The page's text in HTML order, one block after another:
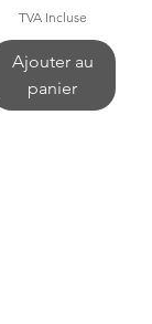
TVA Incluse
Ajouter au
panier